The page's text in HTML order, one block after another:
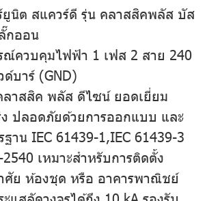
ยูนิต สแควร์ดี รุ่น คลาสสิคพลัส บัส
กออน
ณ์ควบคุมไฟฟ้า 1 เฟส 2 สาย 240
บาร์ (GND)
ลาสสิค พลัส ดีไซน์ ยอดเยี่ยม
ปลอดภัยด้วยการออกแบบ และ
าน IEC 61439-1,IEC 61439-3
เหมาะสำหรับการติดตั้ง
ศัย ห้องชุด หรือ อาคารพาณิชย์